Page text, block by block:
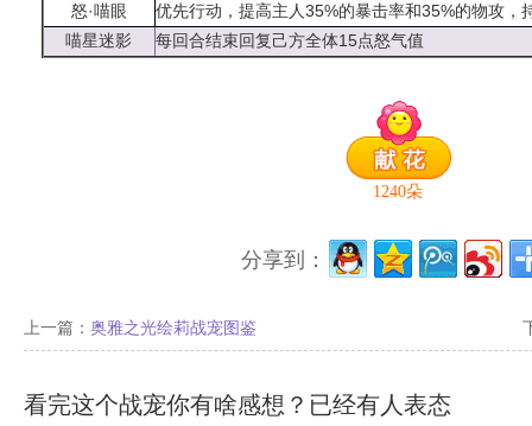
怒·喵眼
优先行动，提高主人35%的暴击率和35%的物攻，
喵星迷影
每回合结束回复己方全体15点怒气值
1240朵
分享到：
上一篇： 奥雅之光绘莉战宠图鉴
看完这个战宠你有啥感想？已经有人表态